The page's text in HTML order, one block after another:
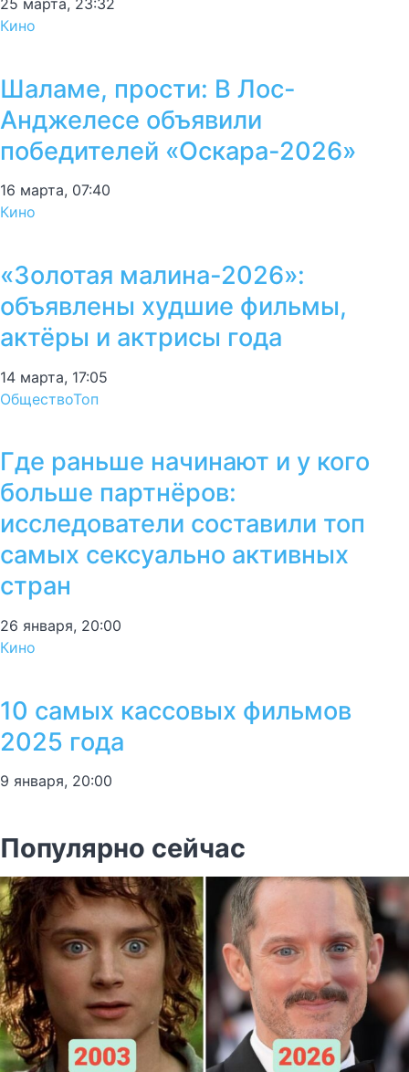
Кино
Шаламе, прости: В Лос-
Анджелесе объявили
победителей «Оскара-2026»
16 марта, 07:40
Кино
«Золотая малина-2026»:
объявлены худшие фильмы,
актёры и актрисы года
14 марта, 17:05
ОбществоТоп
Где раньше начинают и у кого
больше партнёров:
исследователи составили топ
самых сексуально активных
стран
26 января, 20:00
Кино
10 самых кассовых фильмов
2025 года
9 января, 20:00
Популярно сейчас